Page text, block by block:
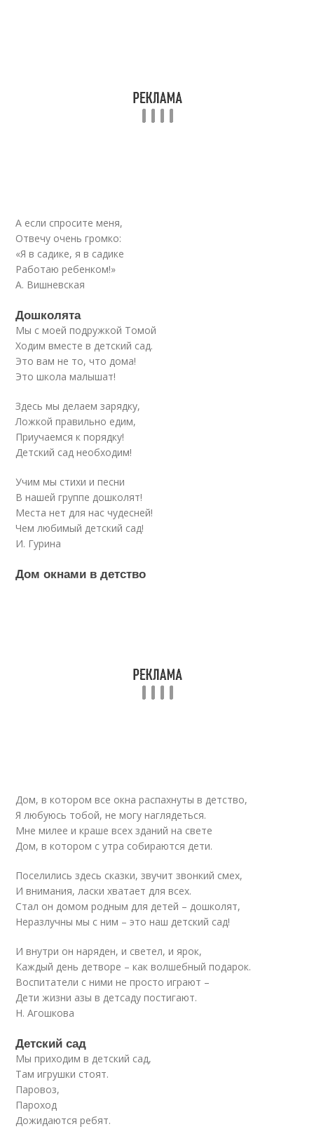
А если спросите меня,
Отвечу очень громко:
«Я в садике, я в садике
Работаю ребенком!»
А. Вишневская
Дошколята
Мы с моей подружкой Томой
Ходим вместе в детский сад.
Это вам не то, что дома!
Это школа малышат!
Здесь мы делаем зарядку,
Ложкой правильно едим,
Приучаемся к порядку!
Детский сад необходим!
Учим мы стихи и песни
В нашей группе дошколят!
Места нет для нас чудесней!
Чем любимый детский сад!
И. Гурина
Дом окнами в детство
Дом, в котором все окна распахнуты в детство,
Я любуюсь тобой, не могу наглядеться.
Мне милее и краше всех зданий на свете
Дом, в котором с утра собираются дети.
Поселились здесь сказки, звучит звонкий смех,
И внимания, ласки хватает для всех.
Стал он домом родным для детей – дошколят,
Неразлучны мы с ним – это наш детский сад!
И внутри он наряден, и светел, и ярок,
Каждый день детворе – как волшебный подарок.
Воспитатели с ними не просто играют –
Дети жизни азы в детсаду постигают.
Н. Агошкова
Детский сад
Мы приходим в детский сад,
Там игрушки стоят.
Паровоз,
Пароход
Дожидаются ребят.